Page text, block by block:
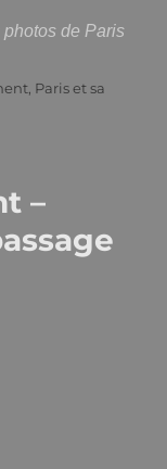
de Paris
Paris et sa
–